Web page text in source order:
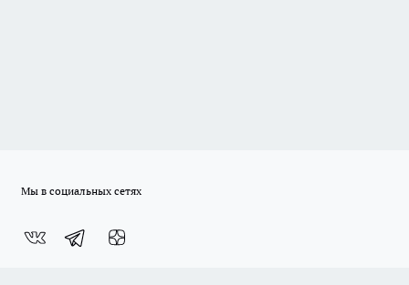
Мы в социальных сетях